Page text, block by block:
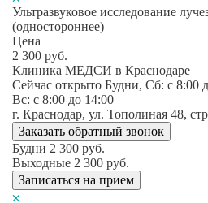
Ультразвуковое исследование
(одностороннее)
Цена
2 300 руб.
Клиника МЕДСИ в Краснодаре
Сейчас открыто Будни, Сб: c 8:00
Вс: c 8:00 до 14:00
г. Краснодар, ул. Тополиная 48,
Заказать обратный звонок
Будни 2 300 руб.
Выходные 2 300 руб.
Записаться на прием